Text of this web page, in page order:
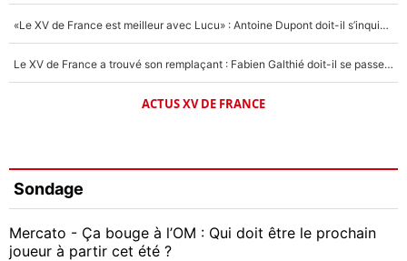
«Le XV de France est meilleur avec Lucu» : Antoine Dupont doit-il s’inquiéter pour sa place ?
Le XV de France a trouvé son remplaçant : Fabien Galthié doit-il se passer d'Antoine Dupont ?
ACTUS XV DE FRANCE
Sondage
Mercato - Ça bouge à l’OM : Qui doit être le prochain
joueur à partir cet été ?